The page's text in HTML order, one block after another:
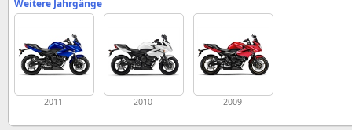
Weitere Jahrgänge
2011 2010 2009